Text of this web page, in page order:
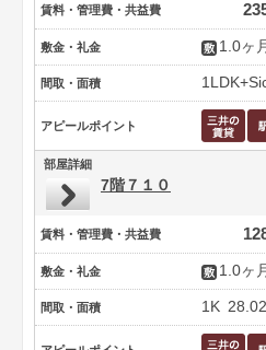
賃料・管理費・共益費
敷金・礼金 1.0ヶ月
間取・面積
アピールポイント
部屋詳細
7階７１０
賃料・管理費・共益費
敷金・礼金 1.0ヶ月
間取・面積 1K